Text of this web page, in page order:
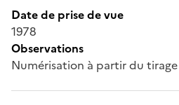
Date de prise de vue
1978
Observations
Numérisation à partir du tirage